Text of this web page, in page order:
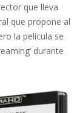
que lleva
que propone al
la película se
durante